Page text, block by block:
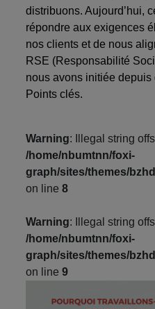
distribuons. Aujourd’hui,
répondre aux exigences
nos clients et de nous
RSE (Responsabilité
nous avons initiée
Points clés.
Warning: Illegal string
/home/nbumtnn/foxi-
graph/sites/themes/
on line8
Warning: Illegal string
/home/nbumtnn/foxi-
graph/sites/themes/
on line9